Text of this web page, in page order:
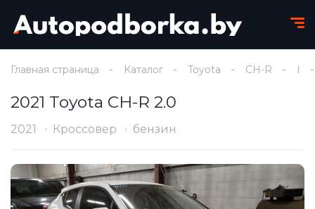
Главная страница Каталог Toyota CH-R I
2021 Toyota CH-R 2.0
2021 Кроссовер бензин